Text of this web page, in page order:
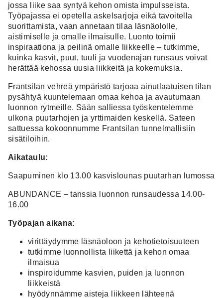
jossa liike saa syntyä kehon omista impulsseista.
Työpajassa ei opetella askelsarjoja eikä tavoitella
suorittamista, vaan annetaan tilaa läsnäololle,
aistimiselle ja omalle ilmaisulle. Luonto toimii
inspiraationa ja peilinä omalle liikkeelle – tutkimme,
kuinka kasvit, puut, tuuli ja vuodenajan runsaus voivat
herättää kehossa uusia liikkeitä ja kokemuksia.
Frantsilan vehreä ympäristö tarjoaa ainutlaatuisen tilan
pysähtyä kuuntelemaan omaa kehoa ja avautumaan
luonnon rytmeille. Sään salliessa työskentelemme
ulkona puutarhojen ja yrttimaiden keskellä. Sateen
sattuessa kokoonnumme Frantsilan tunnelmallisiin
sisätiloihin.
Aikataulu:
Saapuminen klo 13.00 kasvislounas puutarhan lumossa
ABUNDANCE – tanssia luonnon runsaudessa 14.00-
16.00
Työpajan aikana:
virittäydymme läsnäoloon ja kehotietoisuuteen
tutkimme luonnollista liikettä ja kehon omaa
ilmaisua
inspiroidumme kasvien, puiden ja luonnon
liikkeistä
hyödynnämme aisteja liikkeen lähteenä